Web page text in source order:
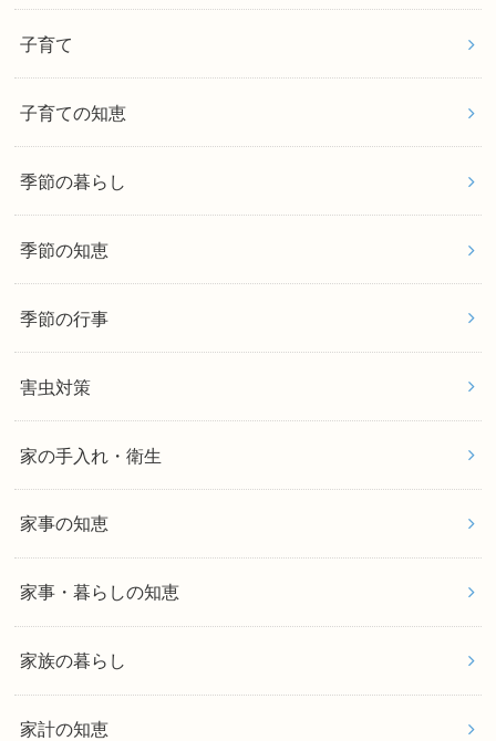
子育て
子育ての知恵
季節の暮らし
季節の知恵
季節の行事
害虫対策
家の手入れ・衛生
家事の知恵
家事・暮らしの知恵
家族の暮らし
家計の知恵